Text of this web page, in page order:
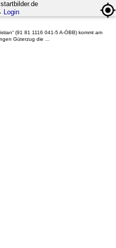
Login
(91 81 1116 041-5 A-ÖBB) kommt am
Güterzug die ...